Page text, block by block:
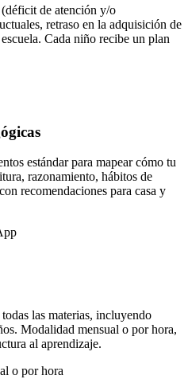
de atención y/o
retraso en la adquisición de
Cada niño recibe un plan
estándar para mapear cómo tu
razonamiento, hábitos de
recomendaciones para casa y
las materias, incluyendo
Modalidad mensual o por hora,
al aprendizaje.
o por hora